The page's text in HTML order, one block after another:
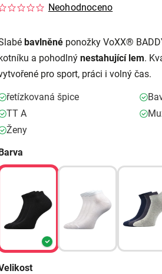
bavlněnéponožky VoXX®
a pohodlný nestahující lem.
pro sport, práci i volný čas.
Neohodnoceno
řetízkovaná špice
TT A
Ženy